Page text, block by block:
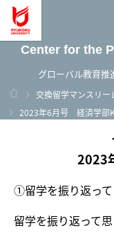
Center for the
グローバル教育推
ホーム
交換留学マンスリー
2023年6月号 経済学部
2023
①留学を振り返って
留学を振り返って